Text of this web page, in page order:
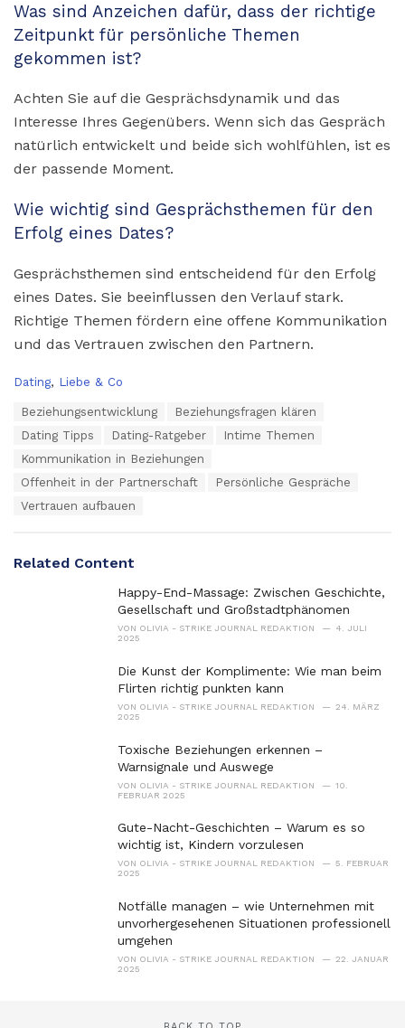
Was sind Anzeichen dafür, dass der richtige
Zeitpunkt für persönliche Themen
gekommen ist?
Achten Sie auf die Gesprächsdynamik und das
Interesse Ihres Gegenübers. Wenn sich das Gespräch
natürlich entwickelt und beide sich wohlfühlen, ist es
der passende Moment.
Wie wichtig sind Gesprächsthemen für den
Erfolg eines Dates?
Gesprächsthemen sind entscheidend für den Erfolg
eines Dates. Sie beeinflussen den Verlauf stark.
Richtige Themen fördern eine offene Kommunikation
und das Vertrauen zwischen den Partnern.
C
Dating, Liebe & Co
Beziehungsentwicklung
Beziehungsfragen klären
Dating Tipps
Dating-Ratgeber
Intime Themen
Kommunikation in Beziehungen
Offenheit in der Partnerschaft
Persönliche Gespräche
Vertrauen aufbauen
Related Content
Happy-End-Massage: Zwischen Geschichte,
Gesellschaft und Großstadtphänomen
VON OLIVIA - STRIKE JOURNAL REDAKTION
4. JULI
2025
Die Kunst der Komplimente: Wie man beim
Flirten richtig punkten kann
VON OLIVIA - STRIKE JOURNAL REDAKTION
24. MÄRZ
2025
Toxische Beziehungen erkennen –
Warnsignale und Auswege
VON OLIVIA - STRIKE JOURNAL REDAKTION
10.
FEBRUAR 2025
Gute-Nacht-Geschichten – Warum es so
wichtig ist, Kindern vorzulesen
VON OLIVIA - STRIKE JOURNAL REDAKTION
5. FEBRUAR
2025
Notfälle managen – wie Unternehmen mit
unvorhergesehenen Situationen professionell
umgehen
VON OLIVIA - STRIKE JOURNAL REDAKTION
22. JANUAR
2025